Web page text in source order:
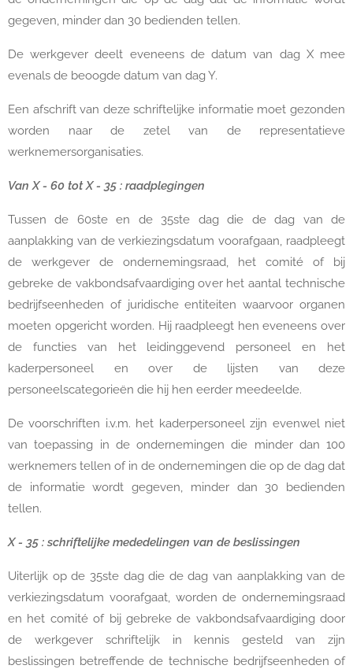
gegeven, minder dan 30 bedienden tellen.
De werkgever deelt eveneens de datum van dag X mee
evenals de beoogde datum van dag Y.
Een afschrift van deze schriftelijke informatie moet gezonden
worden naar de zetel van de representatieve
werknemersorganisaties.
Van X - 60 tot X - 35 : raadplegingen
Tussen de 60ste en de 35ste dag die de dag van de
aanplakking van de verkiezingsdatum voorafgaan, raadpleegt
de werkgever de ondernemingsraad, het comité of bij
gebreke de vakbondsafvaardiging over het aantal technische
bedrijfseenheden of juridische entiteiten waarvoor organen
moeten opgericht worden. Hij raadpleegt hen eveneens over
de functies van het leidinggevend personeel en het
kaderpersoneel en over de lijsten van deze
personeelscategorieën die hij hen eerder meedeelde.
De voorschriften i.v.m. het kaderpersoneel zijn evenwel niet
van toepassing in de ondernemingen die minder dan 100
werknemers tellen of in de ondernemingen die op de dag dat
de informatie wordt gegeven, minder dan 30 bedienden
tellen.
X - 35 : schriftelijke mededelingen van de beslissingen
Uiterlijk op de 35ste dag die de dag van aanplakking van de
verkiezingsdatum voorafgaat, worden de ondernemingsraad
en het comité of bij gebreke de vakbondsafvaardiging door
de werkgever schriftelijk in kennis gesteld van zijn
beslissingen betreffende de technische bedrijfseenheden of